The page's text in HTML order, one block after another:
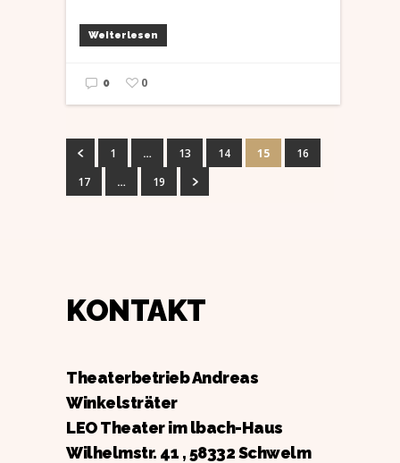
Weiterlesen
0 0
1 … 13 14 15
16
17
… 19
KONTAKT
Theaterbetrieb Andreas
Winkelsträter
LEO Theater im lbach-Haus
Wilhelmstr. 41 , 58332 Schwelm